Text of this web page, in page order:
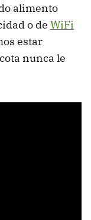
alimento
o de WiFi
estar
nunca le